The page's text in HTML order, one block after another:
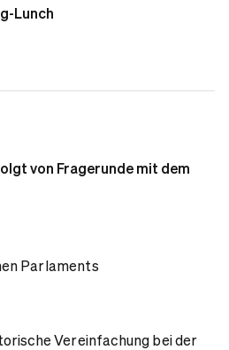
Lunch
von Fragerunde mit dem
Parlaments
Vereinfachung bei der